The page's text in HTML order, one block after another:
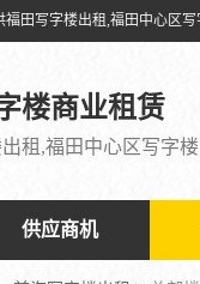
楼商业租赁
供应商机